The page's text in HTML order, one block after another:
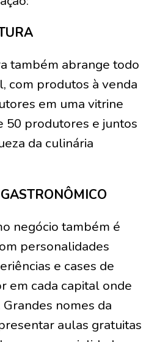
também abrange todo
com produtos à venda
em uma vitrine
50 produtores e juntos
da culinária
negócio também é
personalidades
e cases de
em cada capital onde
nomes da
aulas gratuitas